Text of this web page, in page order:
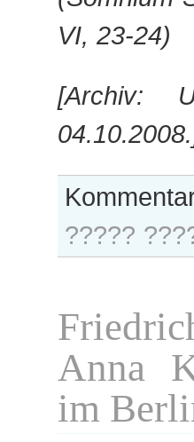
VI, 23-24)
[Archiv:
?????
Anna
im